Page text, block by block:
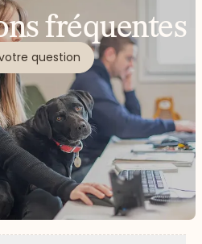
fréquentes
question